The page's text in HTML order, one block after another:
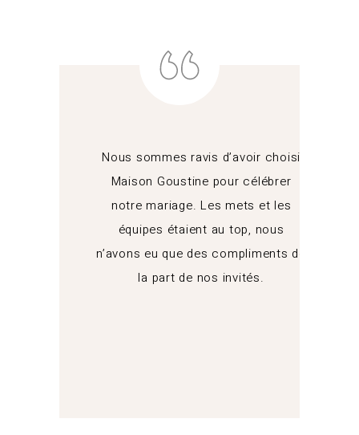
Nous sommes ravis d’avoir choisi
Maison Goustine pour célébrer
notre mariage. Les mets et les
équipes étaient au top, nous
n’avons eu que des compliments de
la part de nos invités.